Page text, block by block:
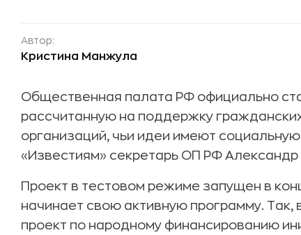
Автор:
Кристина Манжула
Общественная палата РФ официально
рассчитанную на поддержку
организаций, чьи идеи имеют
«Известиям» секретарь ОП РФ Александр
Проект в тестовом режиме запущен в
начинает свою активную программу.
проект по народному финансированию